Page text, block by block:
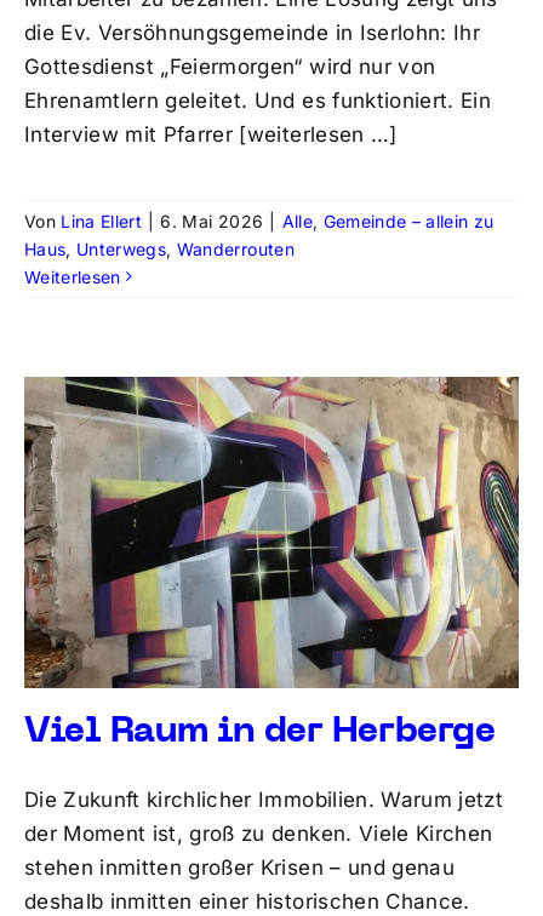
die Ev. Versöhnungsgemeinde in Iserlohn: Ihr
Gottesdienst „Feiermorgen“ wird nur von
Ehrenamtlern geleitet. Und es funktioniert. Ein
Interview mit Pfarrer [weiterlesen …]
Von Lina Ellert 6. Mai 2026 Alle, Gemeinde – allein zu
Haus, Unterwegs, Wanderrouten
Weiterlesen
Viel Raum in der Herberge
Die Zukunft kirchlicher Immobilien. Warum jetzt
der Moment ist, groß zu denken. Viele Kirchen
stehen inmitten großer Krisen – und genau
deshalb inmitten einer historischen Chance.